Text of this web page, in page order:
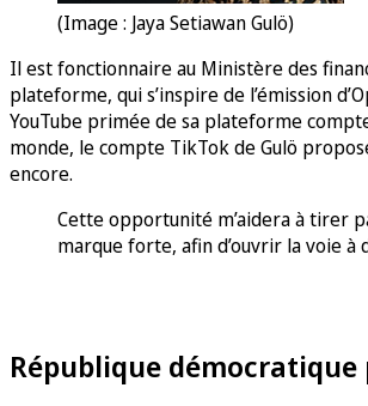
(Image : Jaya Setiawan Gulö)
Il est fonctionnaire au Ministère des
plateforme, qui s’inspire de l’émission
YouTube primée de sa plateforme
monde, le compte TikTok de Gulö
encore.
Cette opportunité m’aidera à tirer
marque forte, afin d’ouvrir la voie à
République